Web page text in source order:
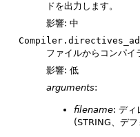
ドを出力します。
影響: 中
ファイルからコンパイ
影響: 低
arguments:
filename: ディ
(STRING、デ